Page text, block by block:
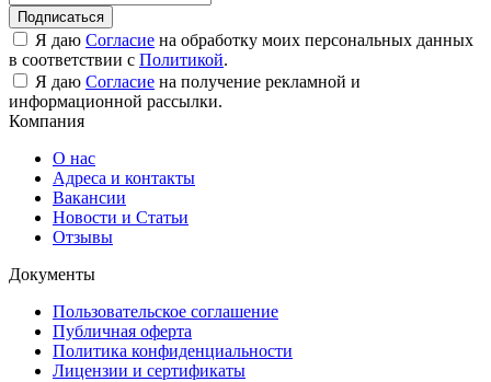
Подписаться
Я даю Согласие на обработку моих персональных данных
в соответствии с Политикой.
Я даю Согласие на получение рекламной и
информационной рассылки.
Компания
О нас
Адреса и контакты
Вакансии
Новости и Статьи
Отзывы
Документы
Пользовательское соглашение
Публичная оферта
Политика конфиденциальности
Лицензии и сертификаты